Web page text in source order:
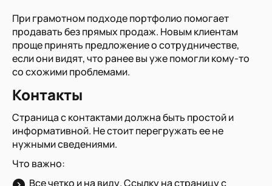
При грамотном подходе портфолио помогает
продавать без прямых продаж. Новым клиентам
проще принять предложение о сотрудничестве,
если они видят, что ранее вы уже помогли кому-то
со схожими проблемами.
Контакты
Страница с контактами должна быть простой и
информативной. Не стоит перегружать ее не
нужными сведениями.
Что важно:
Все четко и на виду. Ссылку на страницу с